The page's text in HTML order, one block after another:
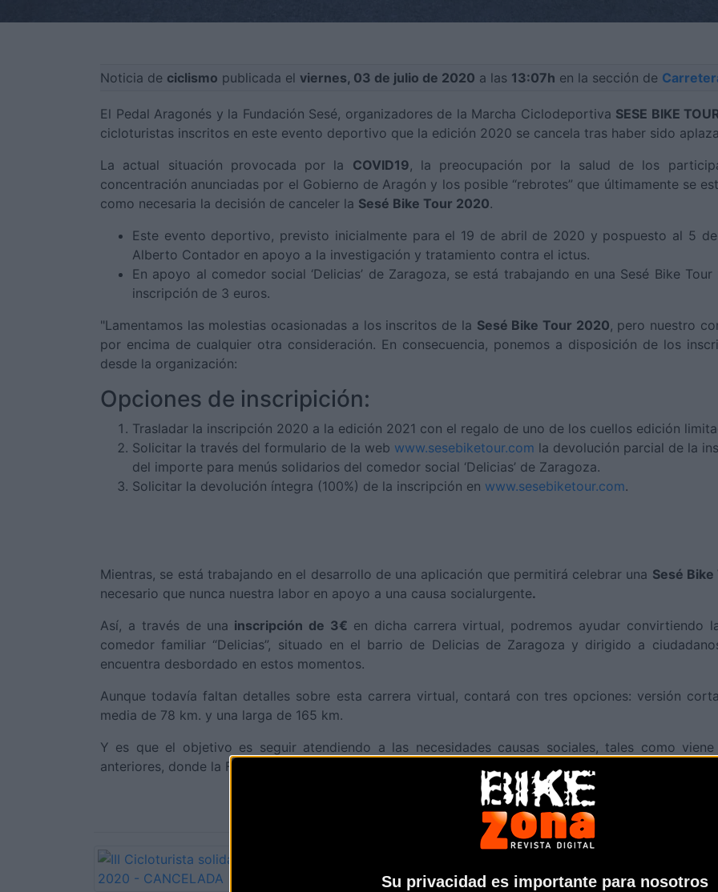
Su privacidad es importante para nosotros
Noticia de ciclismo publicada el viernes, 03 de julio de 2020 a las 13:07h en la sección de
El Pedal Aragonés y la Fundación Sesé, organizadores de la Marcha Ciclodeportiva SESE BIKE
cicloturistas inscritos en este evento deportivo que la edición 2020 se cancela tras haber sido
La actual situación provocada por la COVID19, la preocupación por la salud de los
concentración anunciadas por el Gobierno de Aragón y los posible “rebrotes” que últimamente se
como necesaria la decisión de canceler la Sesé Bike Tour 2020.
Este evento deportivo, previsto inicialmente para el 19 de abril de 2020 y pospuesto al 5
Alberto Contador en apoyo a la investigación y tratamiento contra el ictus.
En apoyo al comedor social ‘Delicias’ de Zaragoza, se está trabajando en una Sesé Bike
inscripción de 3 euros.
"Lamentamos las molestias ocasionadas a los inscritos de la Sesé Bike Tour 2020, pero nuestro
por encima de cualquier otra consideración. En consecuencia, ponemos a disposición de los
desde la organización:
Opciones de inscripición:
Trasladar la inscripción 2020 a la edición 2021 con el regalo de uno de los cuellos edición
Solicitar la través del formulario de la web www.sesebiketour.com la devolución parcial de la
del importe para menús solidarios del comedor social ‘Delicias’ de Zaragoza.
Solicitar la devolución íntegra (100%) de la inscripción en www.sesebiketour.com.
Mientras, se está trabajando en el desarrollo de una aplicación que permitirá celebrar una Sesé
necesario que nunca nuestra labor en apoyo a una causa socialurgente.
Así, a través de una inscripción de 3€ en dicha carrera virtual, podremos ayudar convirtiendo
comedor familiar “Delicias”, situado en el barrio de Delicias de Zaragoza y dirigido a
encuentra desbordado en estos momentos.
Aunque todavía faltan detalles sobre esta carrera virtual, contará con tres opciones: versión
media de 78 km. y una larga de 165 km.
Y es que el objetivo es seguir atendiendo a las necesidades causas sociales, tales como
anteriores, donde la Fundación Sesé aportó cerca de 50.000 euros a combatir las enfermedades de
III Cicloturista solidaria Sesé Bike Tour 2020 -